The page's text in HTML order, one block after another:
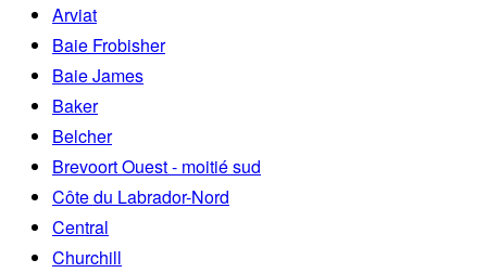
Arviat
Baie Frobisher
Baie James
Baker
Belcher
Brevoort Ouest - moitié sud
Côte du Labrador-Nord
Central
Churchill